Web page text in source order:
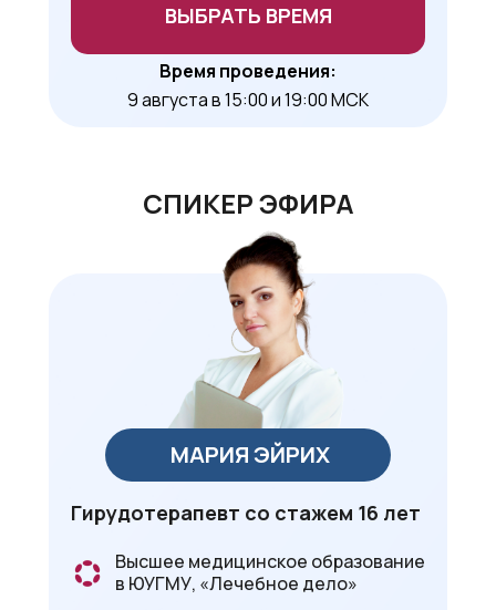
ВЫБРАТЬ ВРЕМЯ
9 августа в 15:00 и 19:00 МСК
Время проведения:
СПИКЕР ЭФИРА
Гирудотерапевт со стажем 16 лет
Высшее медицинское образование
в ЮУГМУ, «Лечебное дело»
МАРИЯ ЭЙРИХ